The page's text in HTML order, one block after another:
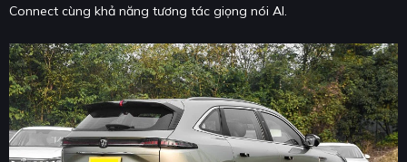
Connect cùng khả năng tương tác giọng nói AI.